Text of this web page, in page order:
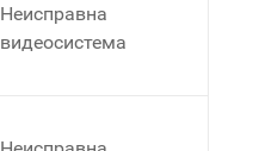
Неисправна
видеосистема